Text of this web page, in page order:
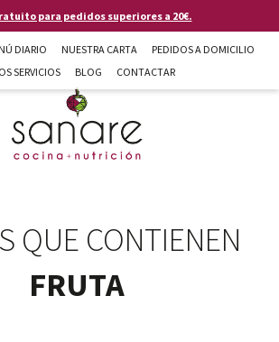
para pedidos superiores a 20€.
DIARIO NUESTRA CARTA
PEDIDOS A DOMICILIO
SERVICIOS
BLOG CONTACTAR
en Almería
QUE CONTIENEN
FRUTA